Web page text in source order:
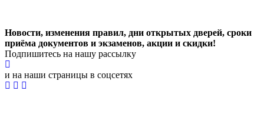
Новости, изменения правил, дни открытых дверей, сроки
приёма документов и экзаменов, акции и скидки!
Подпишитесь на нашу рассылку
и на наши страницы в соцсетях